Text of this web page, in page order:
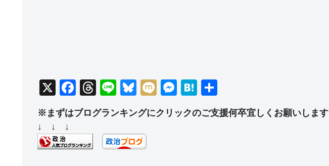
X
F
a
c
e
b
T
hr
e
a
d
Li
e
Bl
e
sk
y
M
M
ss
H
e
有
※まずはブログランキングにクリックのご支援何卒宜しくお願いします
↓ ↓ ↓